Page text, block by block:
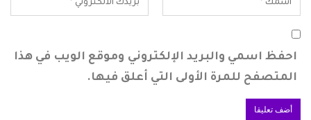
احفظ اسمي والبريد الإلكتروني وموقع الويب في هذا
المتصفح للمرة الأولى التي أعلق فيها.